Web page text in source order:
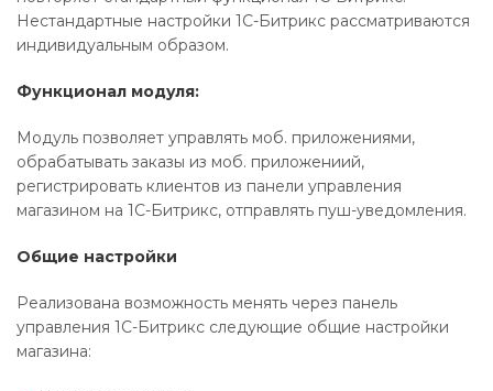
Нестандартные настройки 1С-Битрикс рассматриваются
индивидуальным образом.
Функционал модуля:
Модуль позволяет управлять моб. приложениями,
обрабатывать заказы из моб. приложениий,
регистрировать клиентов из панели управления
магазином на 1С-Битрикс, отправлять пуш-уведомления.
Общие настройки
Реализована возможность менять через панель
управления 1С-Битрикс следующие общие настройки
магазина: